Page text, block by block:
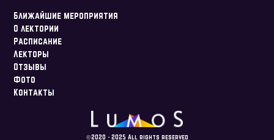
Ближайшие мероприятия
О лектории
Расписание
Лекторы
Отзывы
Фото
Контакты
©2020 - 2025 All rights reserved